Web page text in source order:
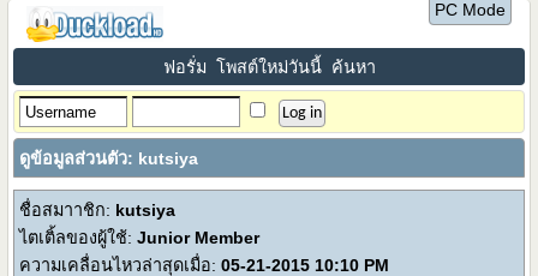
PC Mode
ฟอรั่ม โพสต์ใหม่วันนี้ ค้นหา
ดูข้อมูลส่วนตัว: kutsiya
ชื่อสมาาชิก: kutsiya
ไตเติ้ลของผู้ใช้:Junior Member
ความเคลื่อนไหวล่าสุดเมื่อ: 05-21-2015 10:10 PM